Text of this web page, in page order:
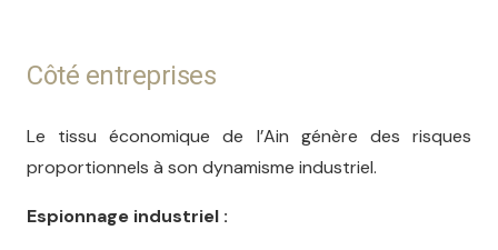
Côté entreprises
Le tissu économique de l’Ain génère des risques
proportionnels à son dynamisme industriel.
Espionnage industriel :